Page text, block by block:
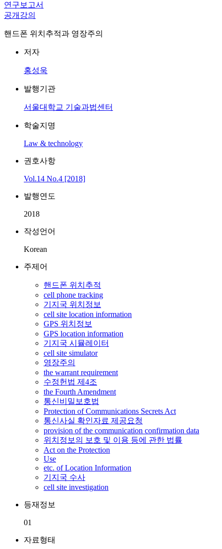
연구보고서
공개강의
핸드폰 위치추적과 영장주의
저자
홍성욱
발행기관
서울대학교 기술과법센터
학술지명
Law & technology
권호사항
Vol.14 No.4 [2018]
발행연도
2018
작성언어
Korean
주제어
핸드폰 위치추적
cell phone tracking
기지국 위치정보
cell site location information
GPS 위치정보
GPS location information
기지국 시뮬레이터
cell site simulator
영장주의
the warrant requirement
수정헌법 제4조
the Fourth Amendment
통신비밀보호법
Protection of Communications Secrets Act
통신사실 확인자료 제공요청
provision of the communication confirmation data
위치정보의 보호 및 이용 등에 관한 법률
Act on the Protection
Use
etc. of Location Information
기지국 수사
cell site investigation
등재정보
01
자료형태